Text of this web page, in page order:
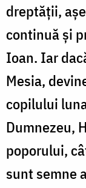
dreptății,
continuă și
Ioan. Iar
Mesia,
copilului
Dumnezeu,
poporului,
sunt semne